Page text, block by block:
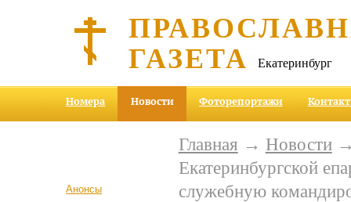
ГАЗЕТА Екатеринбург
Номера Новости Фоторепортажи
Анонсы
Главная → Новости→
Екатеринбургской
служебную